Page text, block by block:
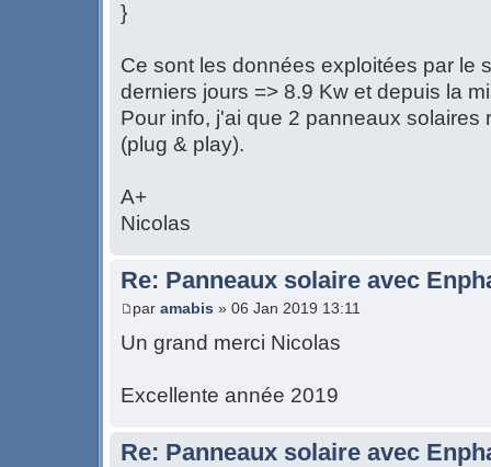
}
Ce sont les données exploitées par le
derniers jours => 8.9 Kw et depuis la
Pour info, j'ai que 2 panneaux solaires
(plug & play).
A+
Nicolas
Re: Panneaux solaire avec
par amabis » 06 Jan 2019 13:11
Un grand merci Nicolas
Excellente année 2019
Re: Panneaux solaire avec